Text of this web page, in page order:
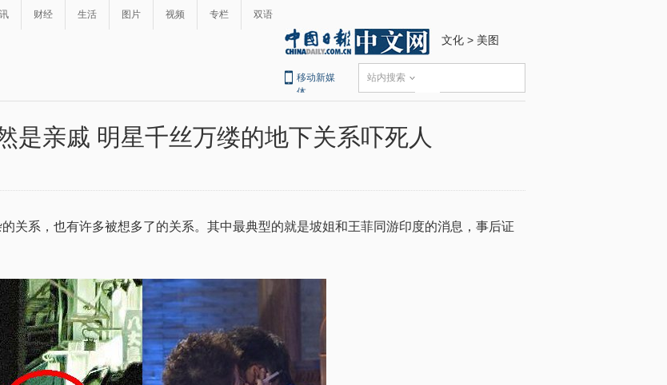
财经 生活 图片 视频 专栏 双语
文化 > 美图
移动新媒
体
站内搜索
是亲戚 明星千丝万缕的地下关系吓死人
系，也有许多被想多了的关系。其中最典型的就是坡姐和王菲同游印度的消息，事后证